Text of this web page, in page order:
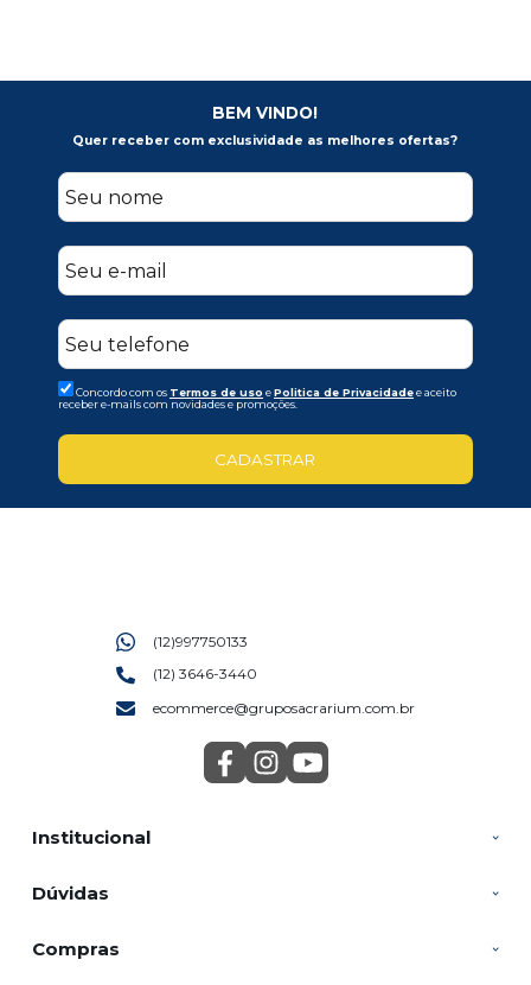
BEM VINDO!
Quer receber com exclusividade as melhores ofertas?
Concordo com os Termos de uso ePolitica de Privacidadee aceito
receber e-mails com novidades e promoções.
CADASTRAR
Institucional
Dúvidas
Compras
(12)997750133
(12) 3646-3440
ecommerce@gruposacrarium.com.br